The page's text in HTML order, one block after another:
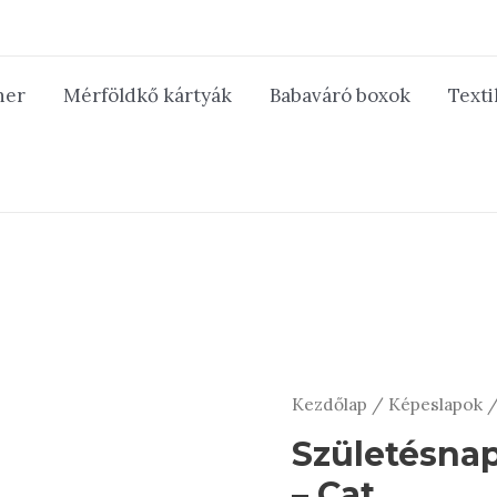
Mérföldkő kártyák Babaváró boxok
Kezdőlap / Képeslapok/